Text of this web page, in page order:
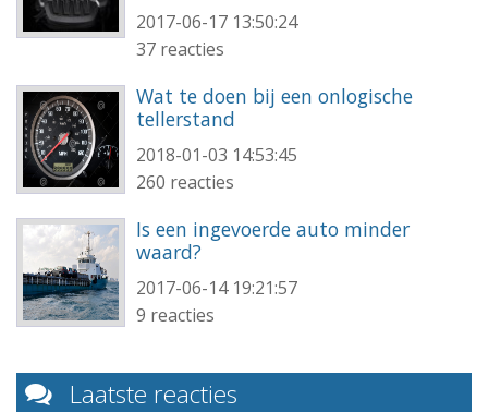
2017-06-17 13:50:24
37 reacties
Wat te doen bij een onlogische
tellerstand
2018-01-03 14:53:45
260 reacties
Is een ingevoerde auto minder
waard?
2017-06-14 19:21:57
9 reacties
Laatste reacties